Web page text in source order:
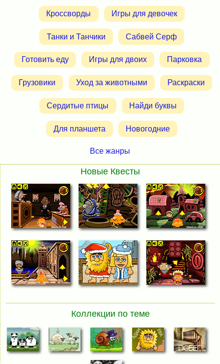
Кроссворды Игры для девочек
Танки и Танчики Сабвей Серф
Готовить еду Игры для двоих Парковка
Грузовики Уход за животными Раскраски
Сердитые птицы Найди буквы
Для планшета Новогодние
Все жанры
Новые Квесты
Коллекции по теме